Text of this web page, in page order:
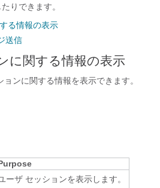
りできます。
る情報の表示
送信
に関する情報の表示
ンに関する情報を表示できます。
ーザ セッションを表示します。